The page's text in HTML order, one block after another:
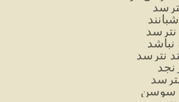
نباشد
نترسد
سوسن